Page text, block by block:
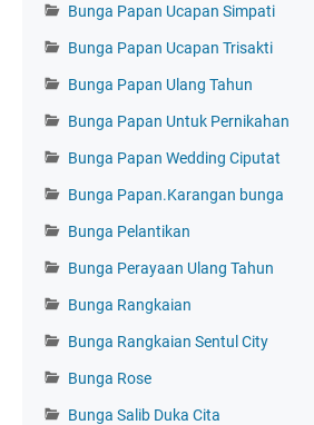
Bunga Papan Ucapan Simpati
Bunga Papan Ucapan Trisakti
Bunga Papan Ulang Tahun
Bunga Papan Untuk Pernikahan
Bunga Papan Wedding Ciputat
Bunga Papan.Karangan bunga
Bunga Pelantikan
Bunga Perayaan Ulang Tahun
Bunga Rangkaian
Bunga Rangkaian Sentul City
Bunga Rose
Bunga Salib Duka Cita